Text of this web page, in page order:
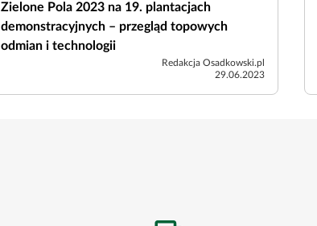
Zielone Pola 2023 na 19. plantacjach
demonstracyjnych – przegląd topowych
odmian i technologii
Redakcja Osadkowski.pl
29.06.2023